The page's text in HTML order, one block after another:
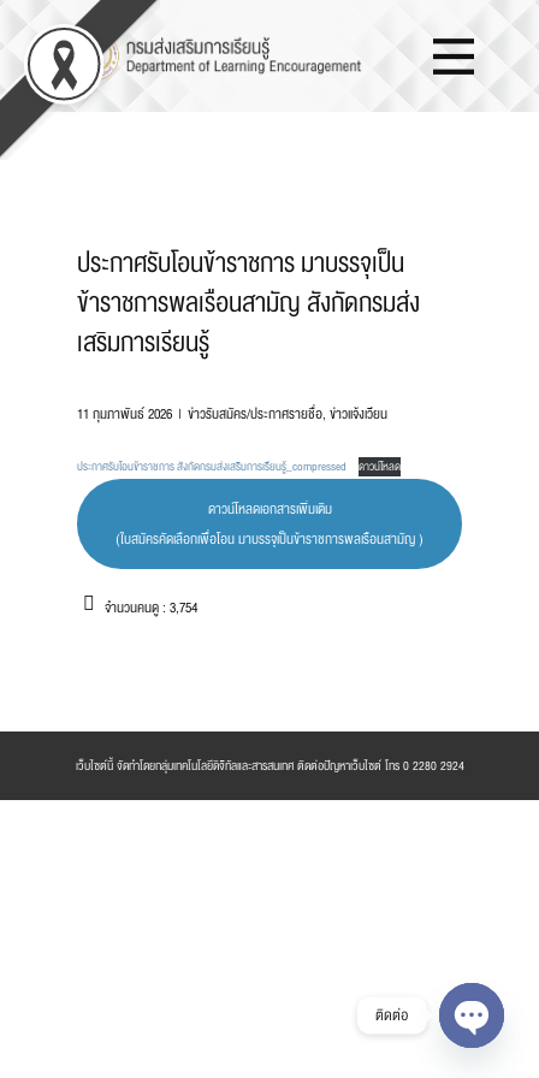
ประกาศรับโอนข้าราชการ มาบรรจุเป็น
ข้าราชการพลเรือนสามัญ สังกัดกรมส่ง
เสริมการเรียนรู้
11 กุมภาพันธ์ 2026 ข่าวรับสมัคร/ประกาศรายชื่อ, ข่าวแจ้งเวียน
ประกาศรับโอนข้าราชการ สังกัดกรมส่งเสริมการเรียนรู้_compressed ดาวน์โหลด
ดาวน์โหลดเอกสารเพิ่มเติม
(ใบสมัครคัดเลือกเพื่อโอน มาบรรจุเป็นข้าราชการพลเรือนสามัญ )
จำนวนคนดู : 3,754
เว็บไซต์นี้ จัดทำโดยกลุ่มเทคโนโลยีดิจิทัลและสารสนเทศ ติดต่อปัญหาเว็บไซต์ โทร 0 2280 2924
ติดต่อ